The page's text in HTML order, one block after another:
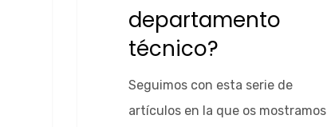
departamento
técnico?
Seguimos con esta serie de
artículos en la que os mostramos